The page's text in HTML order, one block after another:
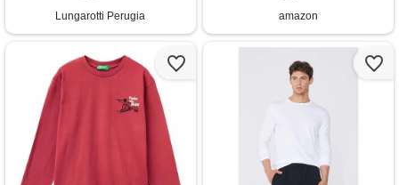
Lungarotti Perugia
amazon